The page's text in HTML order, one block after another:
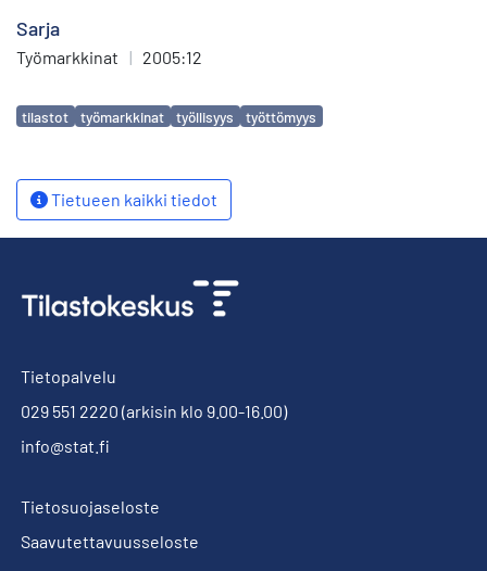
Sarja
Työmarkkinat | 2005:12
Avainsanat
tilastot työmarkkinat työllisyys työttömyys
Tietueen kaikki tiedot
Tietopalvelu
029 551 2220 (arkisin klo 9.00-16.00)
info@stat.fi
Tietosuojaseloste
Saavutettavuusseloste